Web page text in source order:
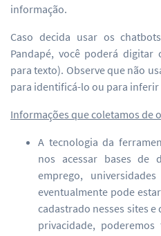
informação.
Caso decida usar os
Pandapé, você poderá
para texto). Observe que não
para identificá-lo ou para inferir
Informações que coletamos de
A tecnologia da
nos acessar bases de
emprego,
eventualmente pode
cadastrado nesses sites
privacidade,